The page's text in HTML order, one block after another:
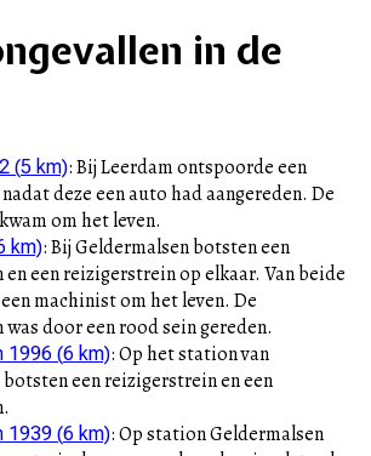
in de
(5 km):Bij Leerdam ontspoorde een
deze een auto had aangereden. De
om het leven.
km):Bij Geldermalsen botsten een
een reizigerstrein op elkaar. Van beide
machinist om het leven. De
door een rood sein gereden.
1996 (6 km):Op het station van
een reizigerstrein en een
1939 (6 km):Op station Geldermalsen